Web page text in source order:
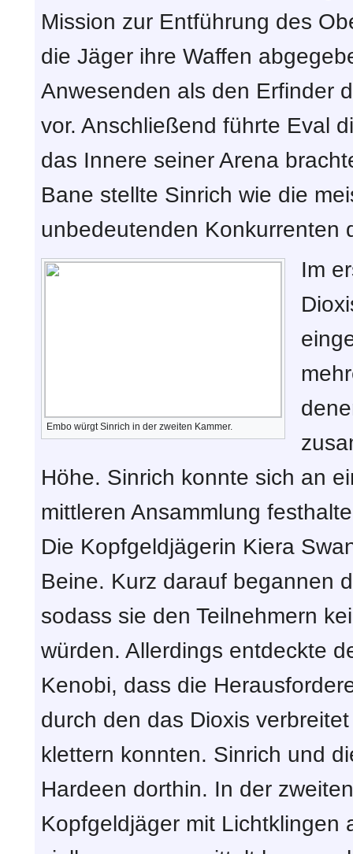
Mission zur Entführung des
die Jäger ihre Waffen
Anwesenden als den Erfinder
vor. Anschließend führte Eval
das Innere seiner Arena
Bane stellte Sinrich wie die
unbedeutenden Konkurrenten
Embo würgt Sinrich in der zweiten Kammer.
Im
Höhe. Sinrich konnte sich an
mittleren Ansammlung
Die Kopfgeldjägerin Kiera
Beine. Kurz darauf begannen
sodass sie den Teilnehmern
würden. Allerdings entdeckte
Kenobi, dass die
durch den das Dioxis
klettern konnten. Sinrich und
Hardeen dorthin. In der
Kopfgeldjäger mit Lichtklingen